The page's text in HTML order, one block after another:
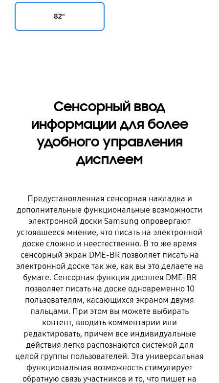
82"
Cенсорный ввод
информации для более
удобного управления
дисплеем
Предустановленная сенсорная накладка и
дополнительные функциональные возможности
электронной доски Samsung опровергают
устоявшееся мнение, что писать на электронной
доске сложно и неестественно. В то же время
сенсорный экран DME-BR позволяет писать на
электронной доске так же, как вы это делаете на
бумаге. Сенсорная функция дисплея DME-BR
позволяет писать на доске одновременно 10
пользователям, касающихся экраном двумя
пальцами. При этом вы можете выбирать
контент, вводить комментарии или
редактировать, причем все индивидуальные
действия легко распознаются системой для
целой группы пользователей. Эта универсальная
функциональная возможность стимулирует
обратную связь участников и то, что пишет на